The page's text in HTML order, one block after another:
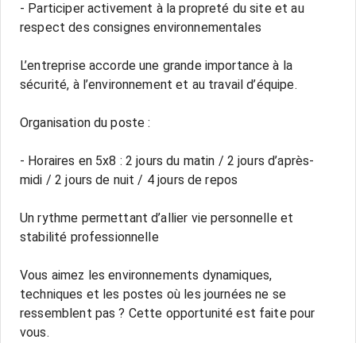
- Participer activement à la propreté du site et au
respect des consignes environnementales
L’entreprise accorde une grande importance à la
sécurité, à l’environnement et au travail d’équipe.
Organisation du poste :
- Horaires en 5x8 : 2 jours du matin / 2 jours d’après-
midi / 2 jours de nuit / 4 jours de repos
Un rythme permettant d’allier vie personnelle et
stabilité professionnelle
Vous aimez les environnements dynamiques,
techniques et les postes où les journées ne se
ressemblent pas ? Cette opportunité est faite pour
vous.